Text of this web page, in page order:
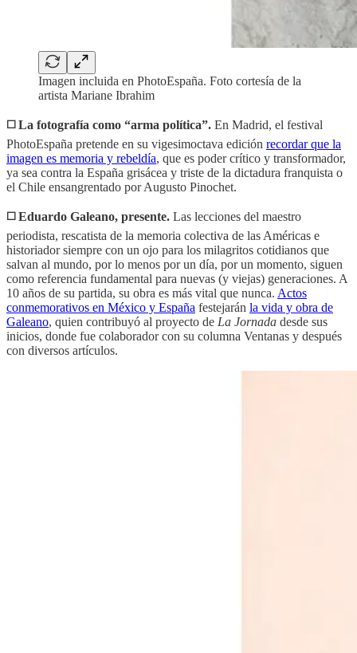
Imagen incluida en PhotoEspaña. Foto cortesía de la
artista Mariane Ibrahim
◻️ La fotografía como “arma política”. En Madrid, el festival
PhotoEspaña pretende en su vigesimoctava edición recordar que la
imagen es memoria y rebeldía, que es poder crítico y transformador,
ya sea contra la España grisácea y triste de la dictadura franquista o
el Chile ensangrentado por Augusto Pinochet.
◻️ Eduardo Galeano, presente. Las lecciones del maestro
periodista, rescatista de la memoria colectiva de las Américas e
historiador siempre con un ojo para los milagritos cotidianos que
salvan al mundo, por lo menos por un día, por un momento, siguen
como referencia fundamental para nuevas (y viejas) generaciones. A
10 años de su partida, su obra es más vital que nunca. Actos
conmemorativos en México y España festejarán la vida y obra de
Galeano, quien contribuyó al proyecto de La Jornada desde sus
inicios, donde fue colaborador con su columna Ventanas y después
con diversos artículos.